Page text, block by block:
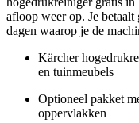
afloop weer op. Je
dagen waarop je de
Kärcher
en tuinmeubels
Optioneel pakket
oppervlakken